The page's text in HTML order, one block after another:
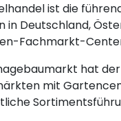
ist die
Deutschland,
Fachmarkt-
hat
mit